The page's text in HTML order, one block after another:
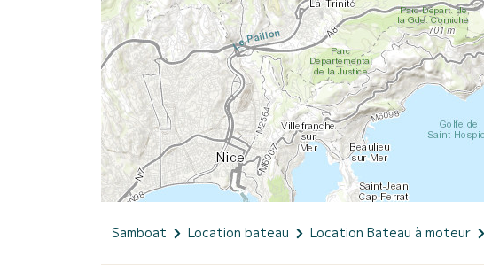
Samboat Location bateau Location Bateau à moteur